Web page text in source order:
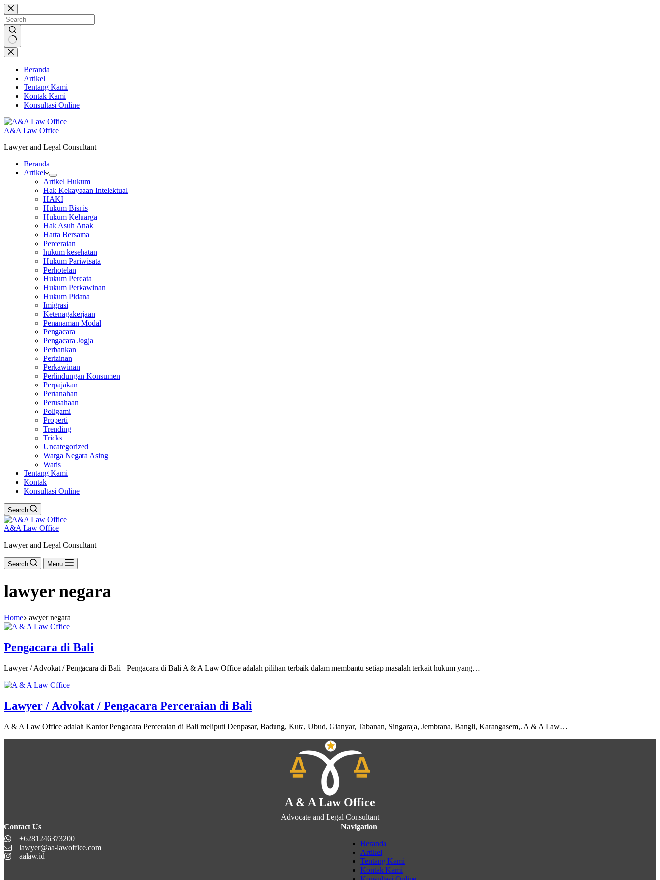
Skip
to
content
No
results
Beranda
Artikel
Tentang Kami
Kontak Kami
Konsultasi Online
A&A Law Office
Lawyer and Legal Consultant
Beranda
Artikel
Artikel Hukum
Hak Kekayaaan Intelektual
HAKI
Hukum Bisnis
Hukum Keluarga
Hak Asuh Anak
Harta Bersama
Perceraian
hukum kesehatan
Hukum Pariwisata
Perhotelan
Hukum Perdata
Hukum Perkawinan
Hukum Pidana
Imigrasi
Ketenagakerjaan
Penanaman Modal
Pengacara
Pengacara Jogja
Perbankan
Perizinan
Perkawinan
Perlindungan Konsumen
Perpajakan
Pertanahan
Perusahaan
Poligami
Properti
Trending
Tricks
Uncategorized
Warga Negara Asing
Waris
Tentang Kami
Kontak
Konsultasi Online
Search
A&A Law Office
Lawyer and Legal Consultant
Search Menu
lawyer negara
Home lawyer negara
Pengacara di Bali
Lawyer / Advokat / Pengacara di Bali Pengacara di Bali A & A Law Office adalah pilihan terbaik dalam membantu setiap masalah terkait hukum yang…
Lawyer / Advokat / Pengacara Perceraian di Bali
A & A Law Office adalah Kantor Pengacara Perceraian di Bali meliputi Denpasar, Badung, Kuta, Ubud, Gianyar, Tabanan, Singaraja, Jembrana, Bangli, Karangasem,. A & A Law…
A & A Law Office
Advocate and Legal Consultant
Contact Us
+6281246373200
lawyer@aa-lawoffice.com
aalaw.id
Navigation
Beranda
Artikel
Tentang Kami
Kontak Kami